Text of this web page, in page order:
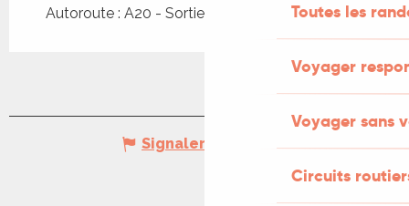
Toutes les
Voyager
Voyager sans
Circuits
Autoroute : A20 - Sortie 57 ou 58
Signaler une erreur